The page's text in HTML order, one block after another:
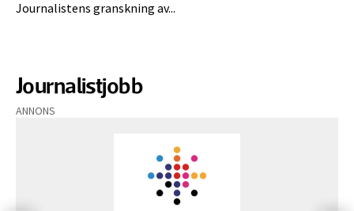
Journalistens granskning av...
Journalistjobb
ANNONS